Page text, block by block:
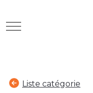
Mobile Menu Toggle
Liste catégorie